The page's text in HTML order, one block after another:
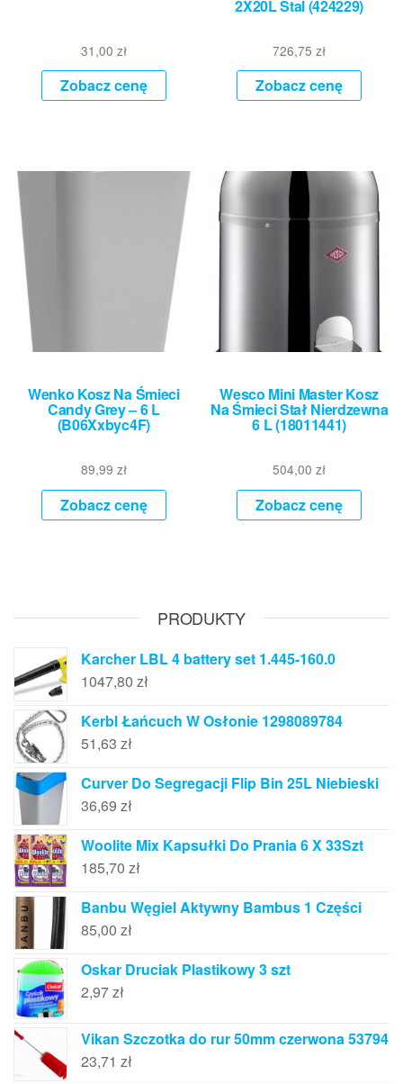
31,00 zł
Zobacz cenę
2X20L Stal (424229)
726,75zł
Zobacz cenę
Wenko Kosz Na Śmieci
Candy Grey – 6 L
(B06Xxbyc4F)
89,99 zł
Zobacz cenę
Wesco Mini Master Kosz
Na Śmieci Stał Nierdzewna
6 L (18011441)
504,00zł
Zobacz cenę
PRODUKTY
Karcher LBL 4 battery set 1.445-160.0
1047,80 zł
Kerbl Łańcuch W Osłonie 1298089784
51,63 zł
Curver Do Segregacji Flip Bin 25L Niebieski
36,69 zł
Woolite Mix Kapsułki Do Prania 6 X 33Szt
185,70 zł
Banbu Węgiel Aktywny Bambus 1 Części
85,00 zł
Oskar Druciak Plastikowy 3 szt
2,97zł
Vikan Szczotka do rur 50mm czerwona 53794
23,71 zł